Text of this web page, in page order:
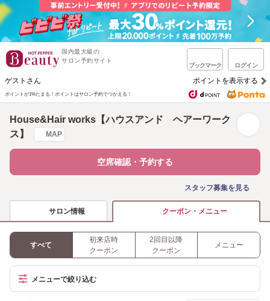
国内最大級の
サロン予約サイト
ブックマーク ログイン
ゲストさん ポイントを表示する
ポイントが1%たまる！ ポイントはサロン予約でつかえる！
House&Hair works【ハウスアンド ヘアーワーク
ス】
MAP
空席確認・予約する
スタッフ募集を見る
サロン情報 クーポン・メニュー
すべて
初来店時
クーポン
2回目以降
クーポン
メニュー
メニューで絞り込む